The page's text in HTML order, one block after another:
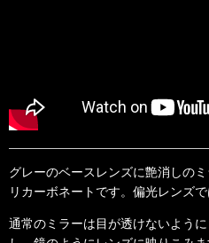
グレーのベースレンズに艶消しの
リカーボネートです。偏光レンズで
通常のミラーは目が透けないよう